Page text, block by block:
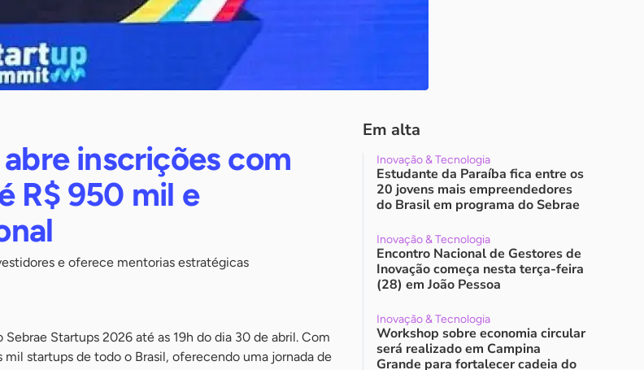
inscrições com
R$ 950 mil e
e oferece mentorias estratégicas
Sebrae Startups 2026 até as 19h do dia 30 de abril. Com
startups de todo o Brasil, oferecendo uma jornada de
Em alta
Inovação & Tecnologia
Estudante da Paraíba fica entre os
20 jovens mais empreendedores
do Brasil em programa do Sebrae
Inovação & Tecnologia
Encontro Nacional de Gestores de
Inovação começa nesta terça-feira
(28) em João Pessoa
Inovação & Tecnologia
Workshop sobre economia circular
será realizado em Campina
Grande para fortalecer cadeia do